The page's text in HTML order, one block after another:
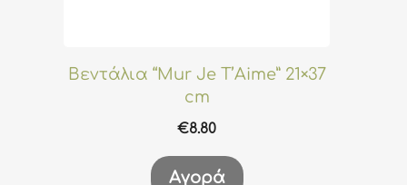
Βεντάλια “Mur Je T’Aime” 21×37
cm
€8.80
Αγορά